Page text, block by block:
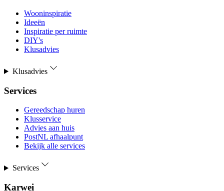
Wooninspiratie
Ideeën
Inspiratie per ruimte
DIY's
Klusadvies
Klusadvies
Services
Gereedschap huren
Klusservice
Advies aan huis
PostNL afhaalpunt
Bekijk alle services
Services
Karwei